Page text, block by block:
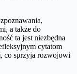
a także do
ta jest niezbędna
cytatom
, co sprzyja rozwojowi